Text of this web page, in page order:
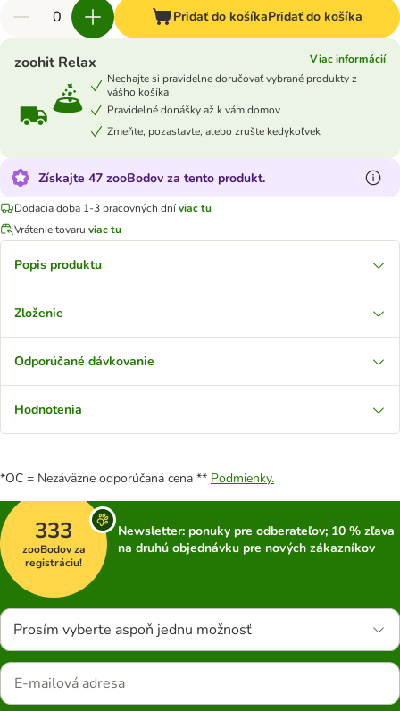
Pridať do košíkaPridať do košíka
zoohit Relax
Viac informácií
Nechajte si pravidelne doručovať vybrané produkty z
vášho košíka
Pravidelné donášky až k vám domov
Zmeňte, pozastavte, alebo zrušte kedykoľvek
Získajte 47 zooBodov za tento produkt.
Dodacia doba 1-3 pracovných dníviac tu
Vrátenie tovaru viac tu
Popis produktu
Zloženie
Odporúčané dávkovanie
Hodnotenia
*OC = Nezáväzne odporúčaná cena ** Podmienky.
333
zooBodov za
registráciu!
Newsletter: ponuky pre odberateľov; 10 % zľava
na druhú objednávku pre nových zákazníkov
Prosím vyberte aspoň jednu možnosť